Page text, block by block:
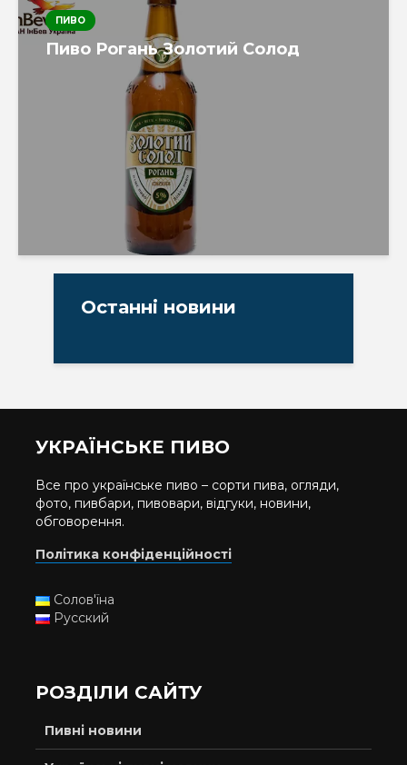
ПИВО
Пиво Рогань Золотий Солод
Останні новини
УКРАЇНСЬКЕ ПИВО
Все про українське пиво – сорти пива, огляди,
фото, пивбари, пивовари, відгуки, новини,
обговорення.
Політика конфіденційності
Солов'їна
Русский
РОЗДІЛИ САЙТУ
Пивні новини